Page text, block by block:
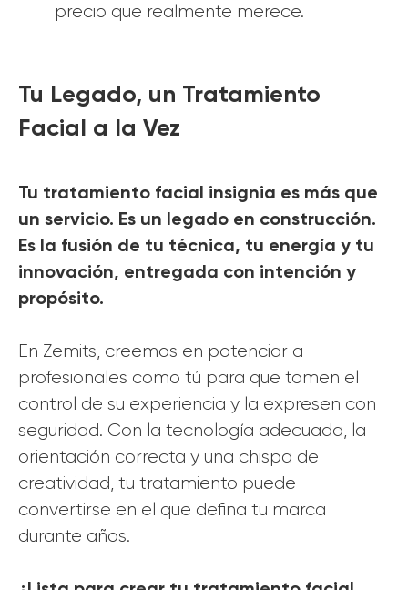
precio que realmente merece.
Tu Legado, un Tratamiento
Facial a la Vez
Tu tratamiento facial insignia es más que
un servicio. Es un legado en construcción.
Es la fusión de tu técnica, tu energía y tu
innovación, entregada con intención y
propósito.
En Zemits, creemos en potenciar a
profesionales como tú para que tomen el
control de su experiencia y la expresen con
seguridad. Con la tecnología adecuada, la
orientación correcta y una chispa de
creatividad, tu tratamiento puede
convertirse en el que defina tu marca
durante años.